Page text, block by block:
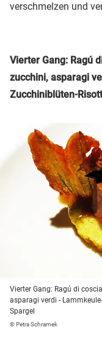
verschmelzen und
Vierter Gang: Ragú
zucchini, asparagi
Zucchiniblüten-
Vierter Gang: Ragú di
asparagi verdi -
Spargel
© Petra Schramek